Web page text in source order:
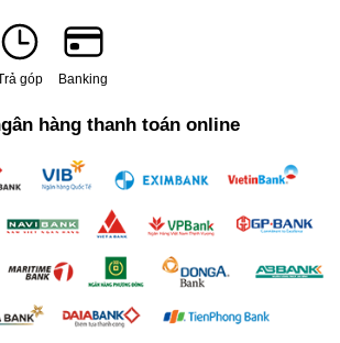
góp Banking
hàng thanh toán online